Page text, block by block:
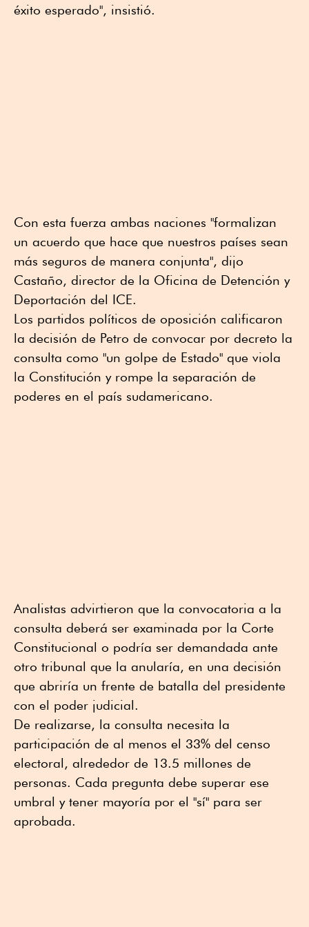
éxito esperado", insistió.
Con esta fuerza ambas naciones "formalizan
un acuerdo que hace que nuestros países sean
más seguros de manera conjunta", dijo
Castaño, director de la Oficina de Detención y
Deportación del ICE.
Los partidos políticos de oposición calificaron
la decisión de Petro de convocar por decreto la
consulta como "un golpe de Estado" que viola
la Constitución y rompe la separación de
poderes en el país sudamericano.
Analistas advirtieron que la convocatoria a la
consulta deberá ser examinada por la Corte
Constitucional o podría ser demandada ante
otro tribunal que la anularía, en una decisión
que abriría un frente de batalla del presidente
con el poder judicial.
De realizarse, la consulta necesita la
participación de al menos el 33% del censo
electoral, alrededor de 13.5 millones de
personas. Cada pregunta debe superar ese
umbral y tener mayoría por el "sí" para ser
aprobada.